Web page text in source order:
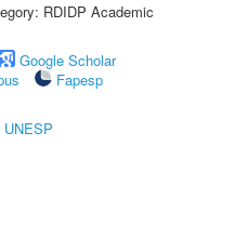
RDIDP Academic
Google Scholar
Fapesp